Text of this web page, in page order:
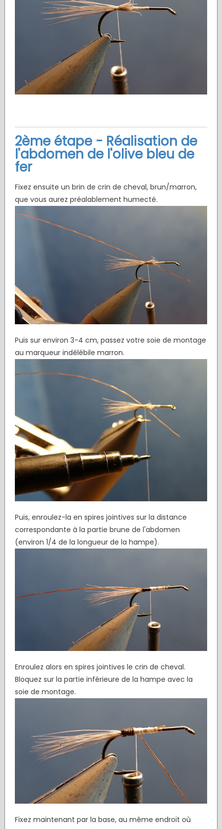
2ème étape - Réalisation de
l'abdomen de l'olive bleu de
fer
Fixez ensuite un brin de crin de cheval, brun/marron,
que vous aurez préalablement humecté.
Puis sur environ 3-4 cm, passez votre soie de montage
au marqueur indélébile marron.
Puis, enroulez-la en spires jointives sur la distance
correspondante à la partie brune de l'abdomen
(environ 1/4 de la longueur de la hampe).
Enroulez alors en spires jointives le crin de cheval.
Bloquez sur la partie inférieure de la hampe avec la
soie de montage.
Fixez maintenant par la base, au même endroit où